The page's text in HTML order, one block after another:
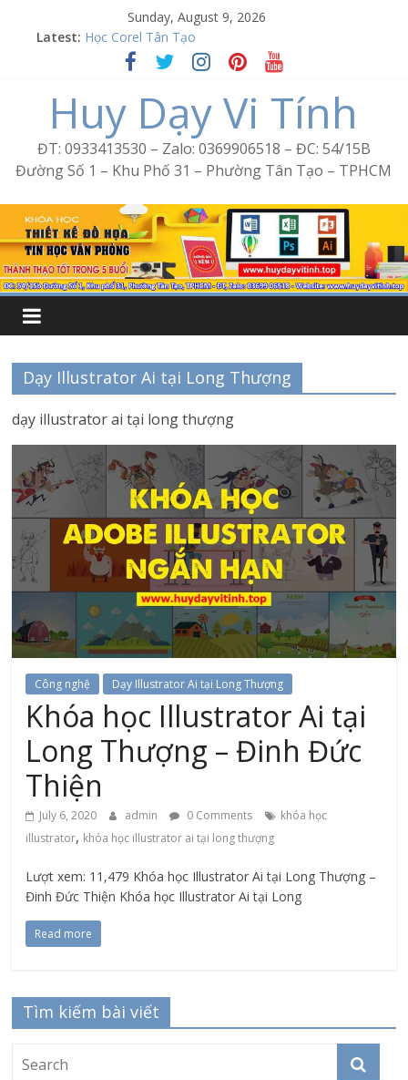
Sunday, August 9, 2026
Latest: Học Corel Tân Tạo
Cách tạo USB Boot bằng Ventoy
Khóa học Photoshop tại Tân Tạo
Excel Bình Trị Đông – Vi tính văn phòng cấp tốc
Word Bình Trị Đông – Tin học văn phòng cấp tốc
Huy Dạy Vi Tính
ĐT: 0933413530 – Zalo: 0369906518 – ĐC: 54/15B
Đường Số 1 – Khu Phố 31 – Phường Tân Tạo – TPHCM
Dạy Illustrator Ai tại Long Thượng
dạy illustrator ai tại long thượng
Công nghệ Dạy Illustrator Ai tại Long Thượng
Khóa học Illustrator Ai tại
Long Thượng – Đinh Đức
Thiện
July 6, 2020 admin 0 Comments
khóa học
illustrator, khóa học illustrator ai tại long thượng
Lượt xem: 11,479 Khóa học Illustrator Ai tại Long Thượng –
Đinh Đức Thiện Khóa học Illustrator Ai tại Long
Read more
Tìm kiếm bài viết